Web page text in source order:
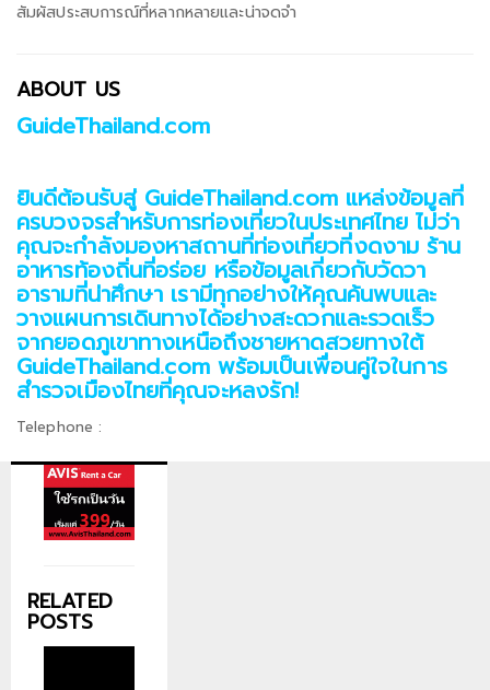
สัมผัสประสบการณ์ที่หลากหลายและน่าจดจำ
ABOUT US
GuideThailand.com
ยินดีต้อนรับสู่ GuideThailand.com แหล่งข้อมูลที่
ครบวงจรสำหรับการท่องเที่ยวในประเทศไทย ไม่ว่า
คุณจะกำลังมองหาสถานที่ท่องเที่ยวที่งดงาม ร้าน
อาหารท้องถิ่นที่อร่อย หรือข้อมูลเกี่ยวกับวัดวา
อารามที่น่าศึกษา เรามีทุกอย่างให้คุณค้นพบและ
วางแผนการเดินทางได้อย่างสะดวกและรวดเร็ว
จากยอดภูเขาทางเหนือถึงชายหาดสวยทางใต้
GuideThailand.com พร้อมเป็นเพื่อนคู่ใจในการ
สำรวจเมืองไทยที่คุณจะหลงรัก!
Telephone :
RELATED
POSTS